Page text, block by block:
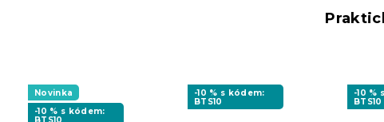
Novinka
-10 % s kódem:
BTS10
-10 % s kódem:
BTS10
-10 %
BTS10